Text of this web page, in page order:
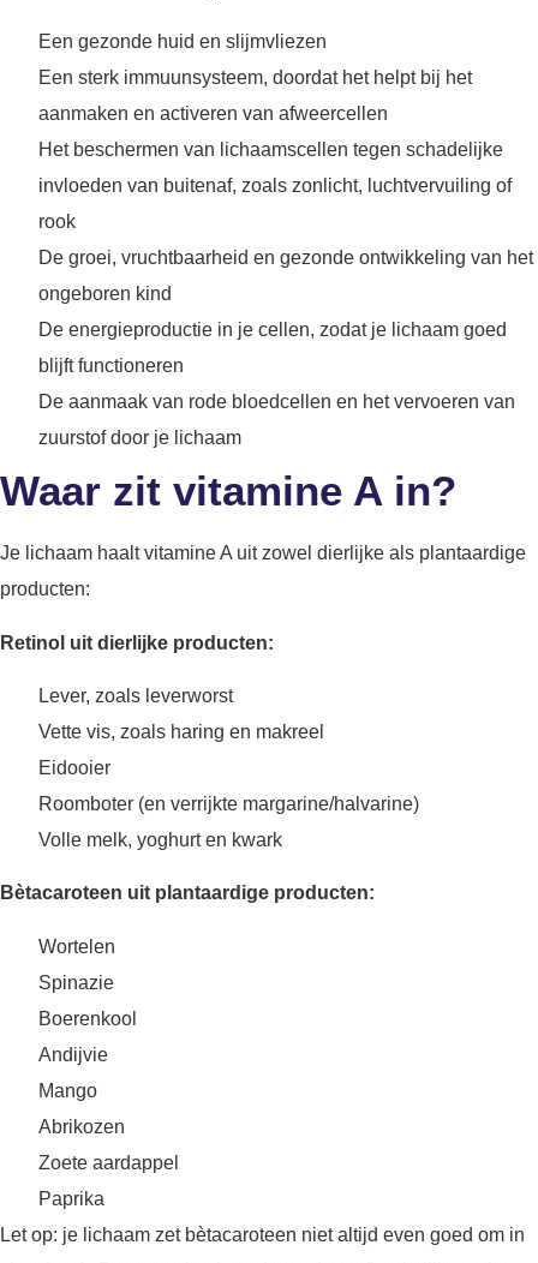
Een gezonde huid en slijmvliezen
Een sterk immuunsysteem, doordat het helpt bij het
aanmaken en activeren van afweercellen
Het beschermen van lichaamscellen tegen schadelijke
invloeden van buitenaf, zoals zonlicht, luchtvervuiling of
rook
De groei, vruchtbaarheid en gezonde ontwikkeling van het
ongeboren kind
De energieproductie in je cellen, zodat je lichaam goed
blijft functioneren
De aanmaak van rode bloedcellen en het vervoeren van
zuurstof door je lichaam
Waar zit vitamine A in?
Je lichaam haalt vitamine A uit zowel dierlijke als plantaardige
producten:
Retinol uit dierlijke producten:
Lever, zoals leverworst
Vette vis, zoals haring en makreel
Eidooier
Roomboter (en verrijkte margarine/halvarine)
Volle melk, yoghurt en kwark
Bètacaroteen uit plantaardige producten:
Wortelen
Spinazie
Boerenkool
Andijvie
Mango
Abrikozen
Zoete aardappel
Paprika
Let op: je lichaam zet bètacaroteen niet altijd even goed om in